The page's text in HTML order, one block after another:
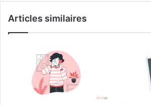
Articles similaires